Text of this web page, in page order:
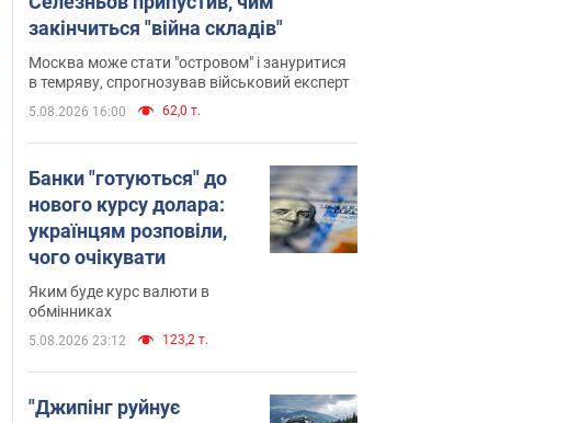
закінчиться "війна складів"
Москва може стати "островом" і зануритися
в темряву, спрогнозував військовий експерт
5.08.2026 16:00 62,0 т.
Банки "готуються" до
нового курсу долара:
українцям розповіли,
чого очікувати
Яким буде курс валюти в
обмінниках
5.08.2026 23:12 123,2 т.
"Джипінг руйнує